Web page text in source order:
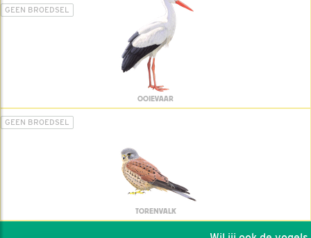
GEEN BROEDSEL
OOIEVAAR
GEEN BROEDSEL
TORENVALK